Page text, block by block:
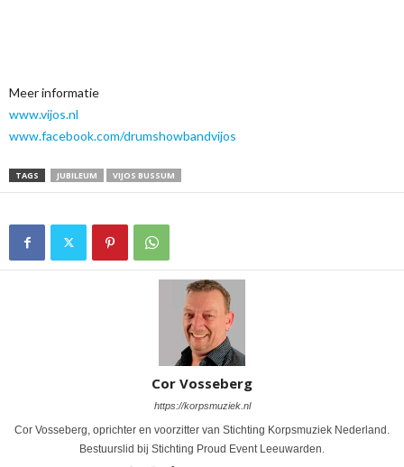
Meer informatie
www.vijos.nl
www.facebook.com/drumshowbandvijos
TAGS JUBILEUM VIJOS BUSSUM
Cor Vosseberg
https://korpsmuziek.nl
Cor Vosseberg, oprichter en voorzitter van Stichting Korpsmuziek Nederland.
Bestuurslid bij Stichting Proud Event Leeuwarden.